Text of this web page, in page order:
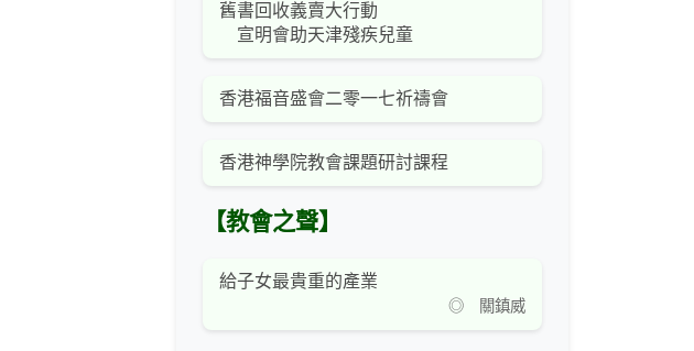
舊書回收義賣大行動
宣明會助天津殘疾兒童
香港福音盛會二零一七祈禱會
香港神學院教會課題研討課程
【教會之聲】
給子女最貴重的產業
◎ 關鎮威